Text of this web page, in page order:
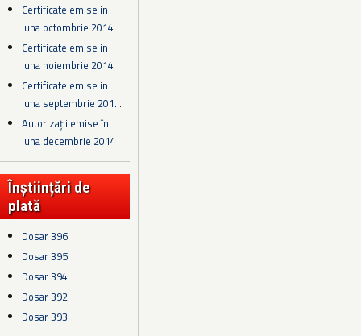
Certificate emise in
luna octombrie 2014
Certificate emise in
luna noiembrie 2014
Certificate emise in
luna septembrie 201...
Autorizații emise în
luna decembrie 2014
Înștiințări de
plată
Dosar 396
Dosar 395
Dosar 394
Dosar 392
Dosar 393